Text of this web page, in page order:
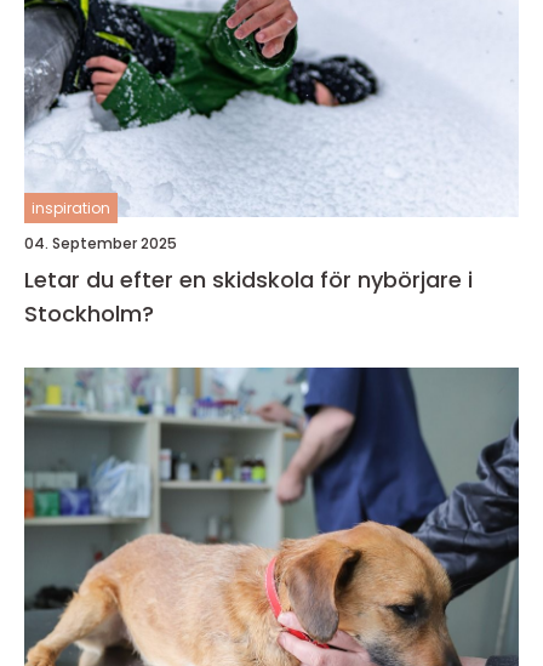
inspiration
04. September 2025
Letar du efter en skidskola för nybörjare i
Stockholm?